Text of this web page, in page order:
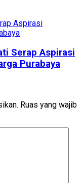
Serap Aspirasi
Purabaya
Ruas yang wajib